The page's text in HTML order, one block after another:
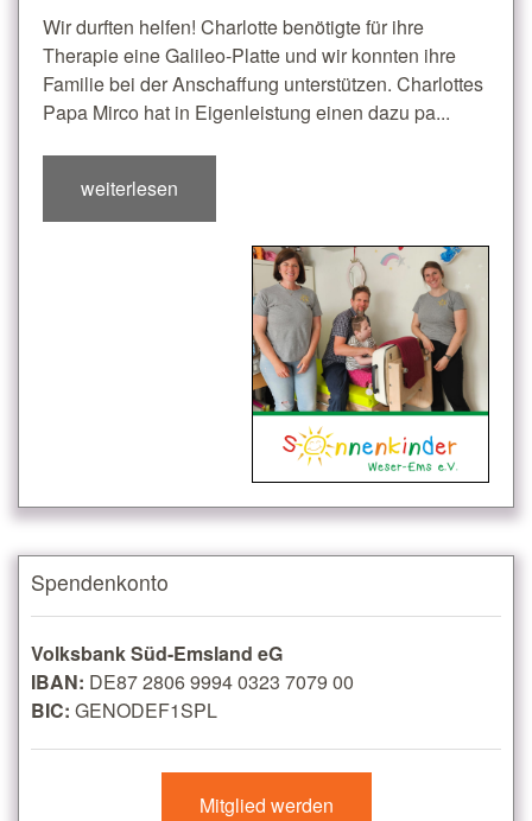
Wir durften helfen! Charlotte benötigte für ihre
Therapie eine Galileo-Platte und wir konnten ihre
Familie bei der Anschaffung unterstützen. Charlottes
Papa Mirco hat in Eigenleistung einen dazu pa...
weiterlesen
Spendenkonto
Volksbank Süd-Emsland eG
IBAN: DE87 2806 9994 0323 7079 00
BIC: GENODEF1SPL
Mitglied werden